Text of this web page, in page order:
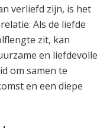
verliefd zijn, is het
Als de liefde
zit, kan
en liefdevolle
om samen te
en een diepe